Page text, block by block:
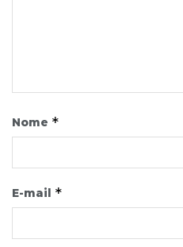
Nome *
E-mail *